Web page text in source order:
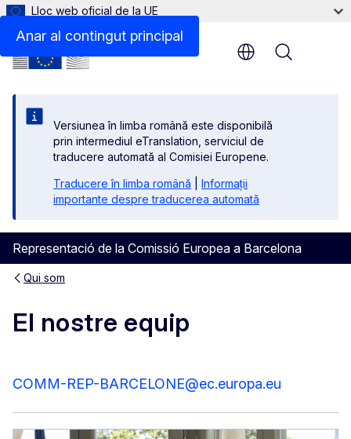
Anar al contingut principal
Lloc web oficial de la UE
Versiunea în limba română este disponibilă
prin intermediul eTranslation, serviciul de
traducere automată al Comisiei Europene.
Traducere în limba română
Informații
importante despre traducerea automată
Representació de la Comissió Europea a Barcelona
Menu
Qui som
El nostre equip
COMM-REP-BARCELONE@ec.europa.eu